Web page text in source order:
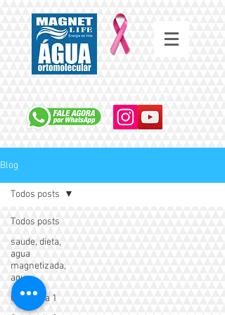
Blog
Todos posts
saude, dieta,
agua
magnetizada,
agu
Categoria 1
Todos posts